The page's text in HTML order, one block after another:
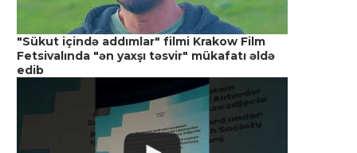
"Sükut içində addımlar" filmi Krakow Film
Fetsivalında "ən yaxşı təsvir" mükafatı əldə
edib